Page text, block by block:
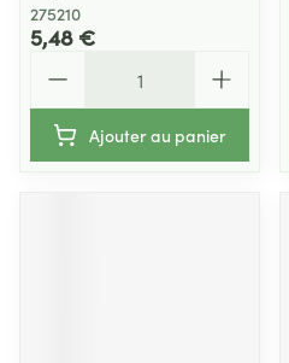
275210
5,48 €
Ajouter au panier